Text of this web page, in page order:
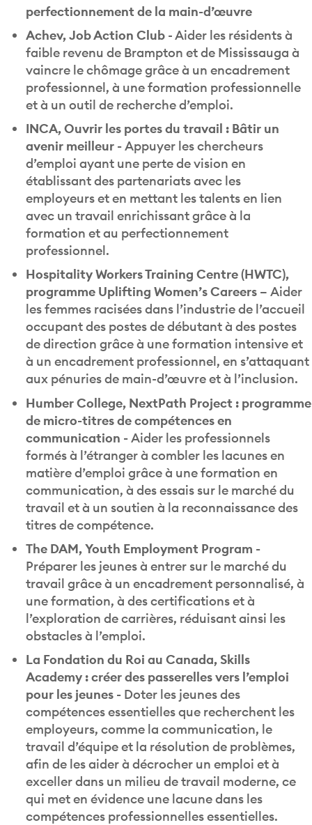
perfectionnement de la main-d’œuvre
Achev, Job Action Club - Aider les résidents à
faible revenu de Brampton et de Mississauga à
vaincre le chômage grâce à un encadrement
professionnel, à une formation professionnelle
et à un outil de recherche d’emploi.
INCA, Ouvrir les portes du travail : Bâtir un
avenir meilleur -Appuyer les chercheurs
d’emploi ayant une perte de vision en
établissant des partenariats avec les
employeurs et en mettant les talents en lien
avec un travail enrichissant grâce à la
formation et au perfectionnement
professionnel.
Hospitality Workers Training Centre (HWTC),
programme Uplifting Women’s Careers – Aider
les femmes racisées dans l’industrie de l’accueil
occupant des postes de débutant à des postes
de direction grâce à une formation intensive et
à un encadrement professionnel, en s’attaquant
aux pénuries de main-d’œuvre et à l’inclusion.
Humber College, NextPath Project : programme
de micro-titres de compétences en
communication -Aider les professionnels
formés à l’étranger à combler les lacunes en
matière d’emploi grâce à une formation en
communication, à des essais sur le marché du
travail et à un soutien à la reconnaissance des
titres de compétence.
The DAM, Youth Employment Program -
Préparer les jeunes à entrer sur le marché du
travail grâce à un encadrement personnalisé, à
une formation, à des certifications et à
l’exploration de carrières, réduisant ainsi les
obstacles à l’emploi.
La Fondation du Roi au Canada, Skills
Academy : créer des passerelles vers l’emploi
pour les jeunes - Doter les jeunes des
compétences essentielles que recherchent les
employeurs, comme la communication, le
travail d’équipe et la résolution de problèmes,
afin de les aider à décrocher un emploi et à
exceller dans un milieu de travail moderne, ce
qui met en évidence une lacune dans les
compétences professionnelles essentielles.